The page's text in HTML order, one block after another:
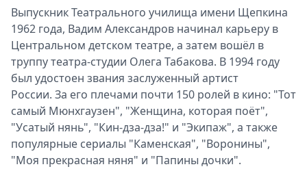
Выпускник Театрального училища имени Щепкина
1962 года, Вадим Александров начинал карьеру в
Центральном детском театре, а затем вошёл в
труппу театра-студии Олега Табакова. В 1994 году
был удостоен звания заслуженный артист
России. За его плечами почти 150 ролей в кино: "Тот
самый Мюнхгаузен", "Женщина, которая поёт",
"Усатый нянь", "Кин-дза-дза!" и "Экипаж", а также
популярные сериалы "Каменская", "Воронины",
"Моя прекрасная няня" и "Папины дочки".